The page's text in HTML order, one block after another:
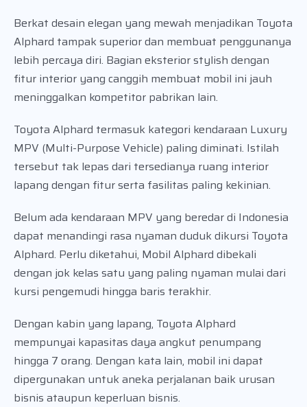
Berkat desain elegan yang mewah menjadikan Toyota
Alphard tampak superior dan membuat penggunanya
lebih percaya diri. Bagian eksterior stylish dengan
fitur interior yang canggih membuat mobil ini jauh
meninggalkan kompetitor pabrikan lain.
Toyota Alphard termasuk kategori kendaraan Luxury
MPV (Multi-Purpose Vehicle) paling diminati. Istilah
tersebut tak lepas dari tersedianya ruang interior
lapang dengan fitur serta fasilitas paling kekinian.
Belum ada kendaraan MPV yang beredar di Indonesia
dapat menandingi rasa nyaman duduk dikursi Toyota
Alphard. Perlu diketahui, Mobil Alphard dibekali
dengan jok kelas satu yang paling nyaman mulai dari
kursi pengemudi hingga baris terakhir.
Dengan kabin yang lapang, Toyota Alphard
mempunyai kapasitas daya angkut penumpang
hingga 7 orang. Dengan kata lain, mobil ini dapat
dipergunakan untuk aneka perjalanan baik urusan
bisnis ataupun keperluan bisnis.